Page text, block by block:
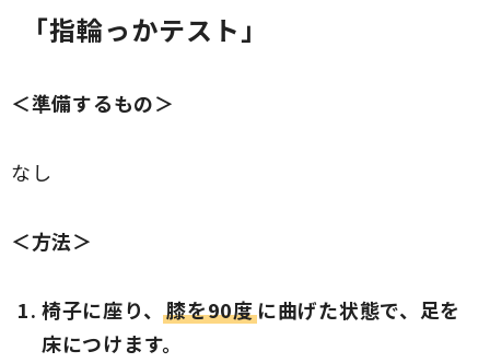
「指輪っかテスト」
＜準備するもの＞
なし
＜方法＞
椅子に座り、膝を90度に曲げた状態で、足を
床につけます。